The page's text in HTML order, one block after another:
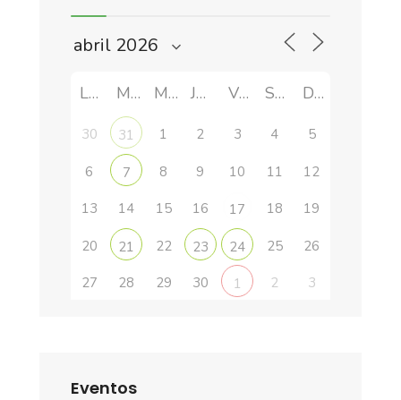
LUN MAR MIÉ JUE VIE SÁB DOM
30 31 1 2 3 4 5
6 7 8 9 10 11 12
13 14 15 16 17 18 19
20 21 22 23 24 25 26
27 28 29 30 1 2 3
Eventos